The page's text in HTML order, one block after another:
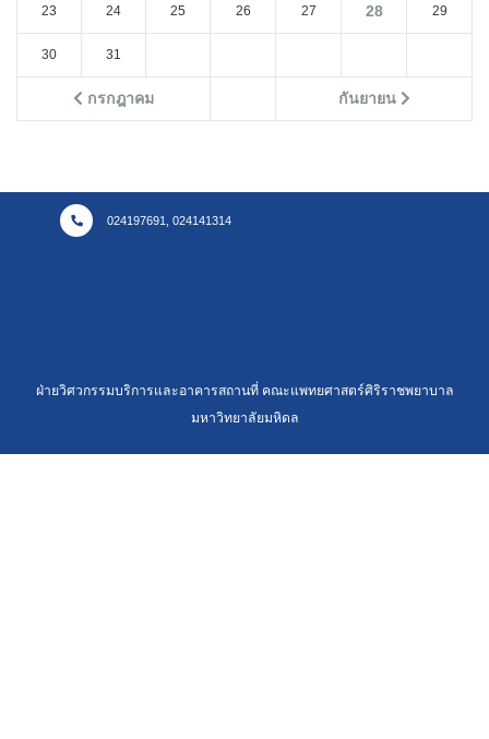
กรกฎาคม กันยายน
23 24 25 26 27 28 29
30 31
024197691, 024141314
ฝ่ายวิศวกรรมบริการและอาคารสถานที่ คณะแพทยศาสตร์ศิริราชพยาบาล
มหาวิทยาลัยมหิดล